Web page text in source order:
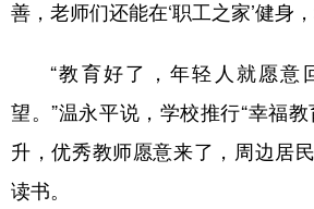
善，老师们还能在‘职工之家’健身
“教育好了，年轻人就愿意
望。”温永平说，学校推行“幸福
升，优秀教师愿意来了，周边居
读书。